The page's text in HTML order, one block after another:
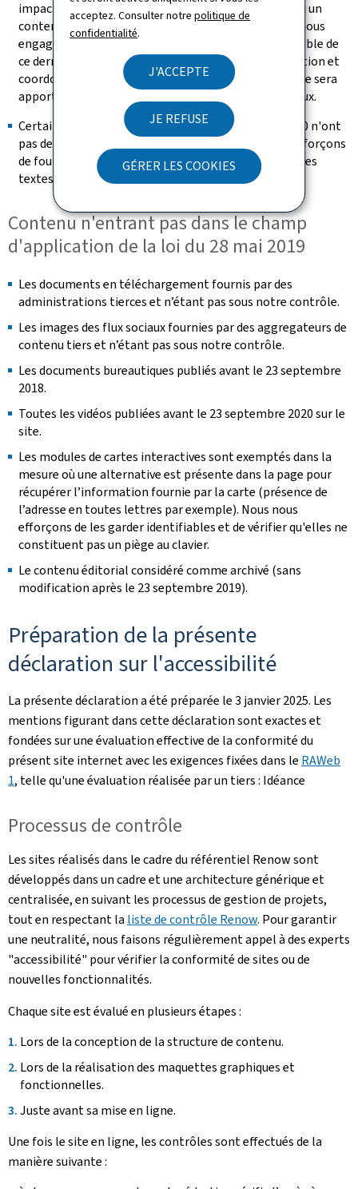
acceptez. Consulter notrepolitique de
confidentialité.
J'ACCEPTE
JE REFUSE
GÉRER LES COOKIES
impactant ne bloquent pas l’accès à l’information. Si un
contenu s’avérait malgré tout non accessible, nous nous
engageons à fournir sur demande une version accessible de
ce dernier (se référer à la section « Retour d'information et
coordonnées de contact »). Une attention particulière sera
apportée à la rédaction des futurs contenus éditoriaux.
Certaines vidéos publiées après le 23 septembre 2020 n'ont
pas de transcription textuelle adaptée. Nous nous efforçons
de fournir les messages transmis dans la vidéo dans les
textes environnants
Contenu n'entrant pas dans le champ
d'application de la loi du 28 mai 2019
Les documents en téléchargement fournis par des
administrations tierces et n’étant pas sous notre contrôle.
Les images des flux sociaux fournies par des aggregateurs de
contenu tiers et n’étant pas sous notre contrôle.
Les documents bureautiques publiés avant le 23 septembre
2018.
Toutes les vidéos publiées avant le 23 septembre 2020 sur le
site.
Les modules de cartes interactives sont exemptés dans la
mesure où une alternative est présente dans la page pour
récupérer l’information fournie par la carte (présence de
l’adresse en toutes lettres par exemple). Nous nous
efforçons de les garder identifiables et de vérifier qu'elles ne
constituent pas un piège au clavier.
Le contenu éditorial considéré comme archivé (sans
modification après le 23 septembre 2019).
Préparation de la présente
déclaration sur l'accessibilité
La présente déclaration a été préparée le3 janvier 2025. Les
mentions figurant dans cette déclaration sont exactes et
fondées sur une évaluation effective de la conformité du
présent site internet avec les exigences fixées dans le RAWeb
1, telle qu'une évaluation réalisée par un tiers : Idéance
Processus de contrôle
Les sites réalisés dans le cadre du référentiel Renow sont
développés dans un cadre et une architecture générique et
centralisée, en suivant les processus de gestion de projets,
tout en respectant la liste de contrôle Renow. Pour garantir
une neutralité, nous faisons régulièrement appel à des experts
"accessibilité" pour vérifier la conformité de sites ou de
nouvelles fonctionnalités.
Chaque site est évalué en plusieurs étapes :
Lors de la conception de la structure de contenu.
Lors de la réalisation des maquettes graphiques et
fonctionnelles.
Juste avant sa mise en ligne.
Une fois le site en ligne, les contrôles sont effectués de la
manière suivante :